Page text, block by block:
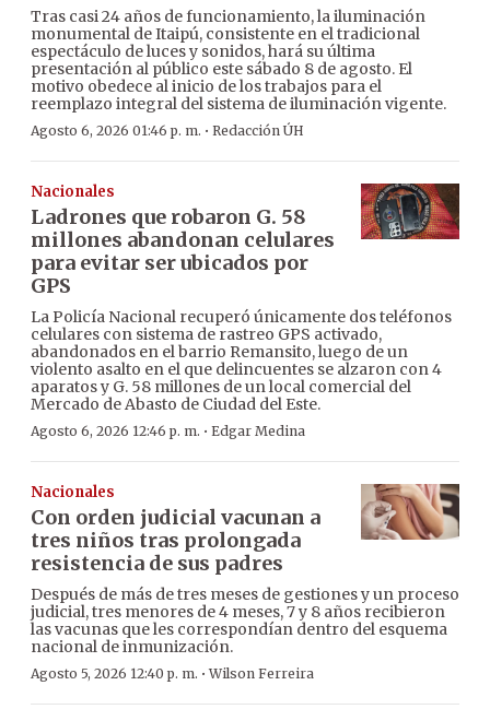
Tras casi 24 años de funcionamiento, la iluminación
monumental de Itaipú, consistente en el tradicional
espectáculo de luces y sonidos, hará su última
presentación al público este sábado 8 de agosto. El
motivo obedece al inicio de los trabajos para el
reemplazo integral del sistema de iluminación vigente.
Agosto 6, 2026 01:46 p. m. · Redacción ÚH
Nacionales
Ladrones que robaron G. 58
millones abandonan celulares
para evitar ser ubicados por
GPS
La Policía Nacional recuperó únicamente dos teléfonos
celulares con sistema de rastreo GPS activado,
abandonados en el barrio Remansito, luego de un
violento asalto en el que delincuentes se alzaron con 4
aparatos y G. 58 millones de un local comercial del
Mercado de Abasto de Ciudad del Este.
Agosto 6, 2026 12:46 p. m. · Edgar Medina
Nacionales
Con orden judicial vacunan a
tres niños tras prolongada
resistencia de sus padres
Después de más de tres meses de gestiones y un proceso
judicial, tres menores de 4 meses, 7 y 8 años recibieron
las vacunas que les correspondían dentro del esquema
nacional de inmunización.
Agosto 5, 2026 12:40 p. m. ·Wilson Ferreira